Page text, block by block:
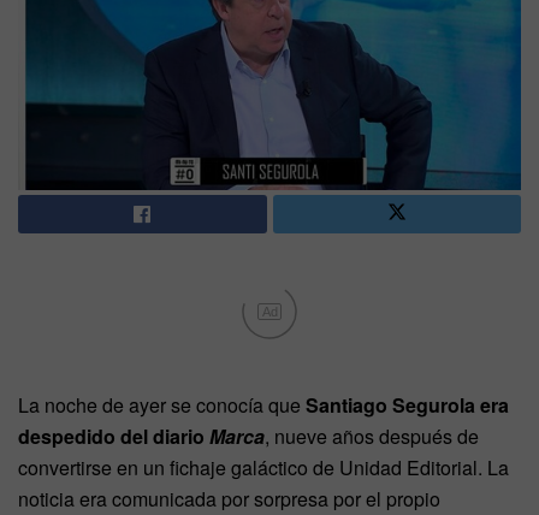
Ad
La noche de ayer se conocía que Santiago Segurola era
despedido del diario Marca, nueve años después de
convertirse en un fichaje galáctico de Unidad Editorial. La
noticia era comunicada por sorpresa por el propio